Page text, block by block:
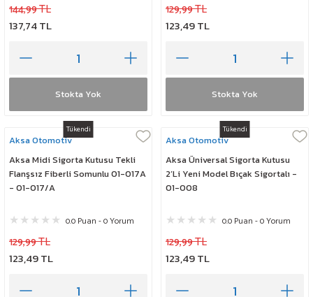
144,99 TL
137,74 TL
Stokta Yok
129,99 TL
123,49 TL
Stokta Yok
Tükendi
Aksa Otomotiv
Aksa Midi Sigorta Kutusu Tekli
Flanşsız Fiberli Somunlu 01-017A
- 01-017/A
0.0 Puan - 0 Yorum
129,99 TL
123,49 TL
Tükendi
Aksa Otomotiv
Aksa Üniversal Sigorta Kutusu
2’Li Yeni Model Bıçak Sigortalı -
01-008
0.0 Puan - 0 Yorum
129,99 TL
123,49 TL